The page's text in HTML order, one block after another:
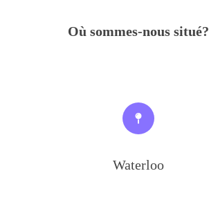
Où sommes-nous situé?
Waterloo